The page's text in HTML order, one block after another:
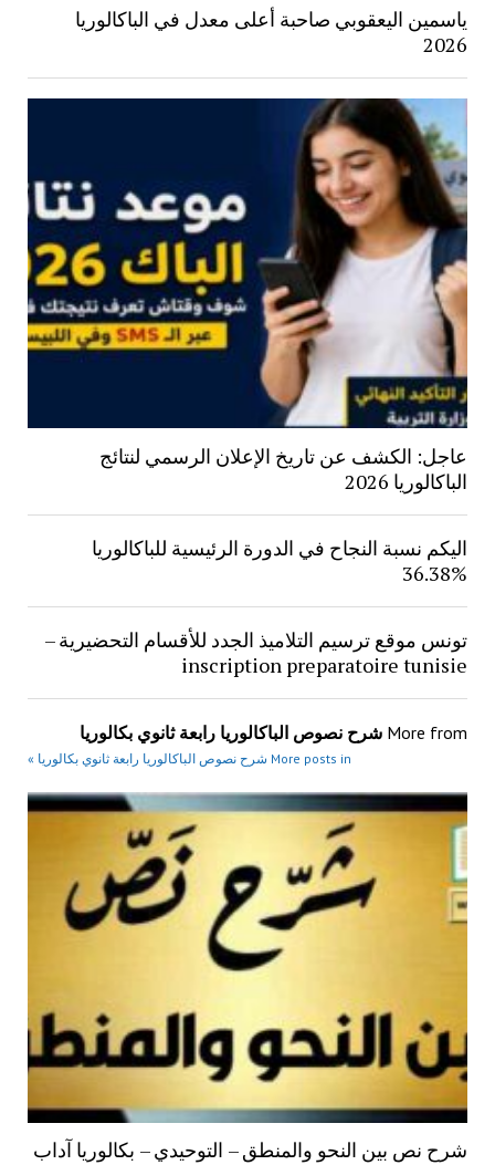
ياسمين اليعقوبي صاحبة أعلى معدل في الباكالوريا
2026
عاجل: الكشف عن تاريخ الإعلان الرسمي لنتائج
الباكالوريا 2026
اليكم نسبة النجاح في الدورة الرئيسية للباكالوريا
%36.38
تونس موقع ترسيم التلاميذ الجدد للأقسام التحضيرية –
inscription preparatoire tunisie
More from شرح نصوص الباكالوريا رابعة ثانوي بكالوريا
More posts in شرح نصوص الباكالوريا رابعة ثانوي بكالوريا »
شرح نص بين النحو والمنطق – التوحيدي – بكالوريا آداب